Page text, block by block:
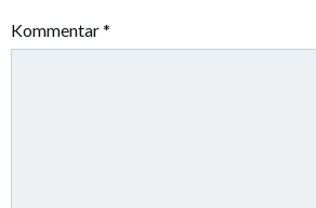
Kommentar*